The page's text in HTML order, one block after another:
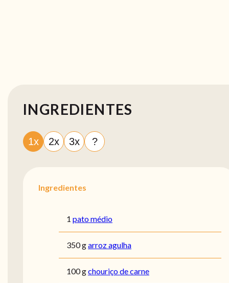
INGREDIENTES
1x 2x 3x ?
Ingredientes
1 pato médio
350 garroz agulha
100 gchouriço de carne